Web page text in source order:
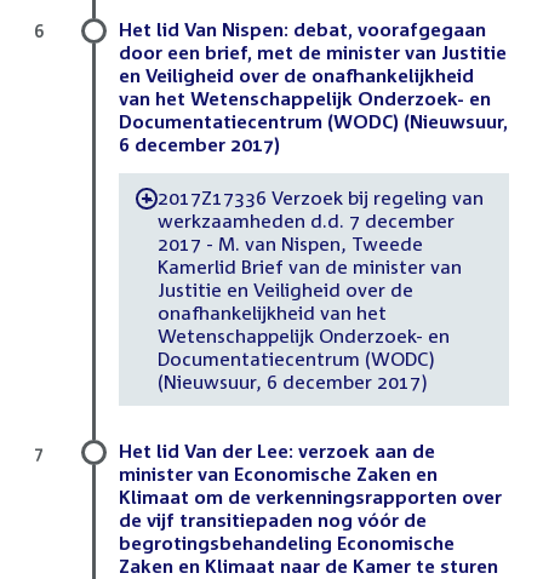
Het lid Van Nispen: debat, voorafgegaan
door een brief, met de minister van Justitie
en Veiligheid over de onafhankelijkheid
van het Wetenschappelijk Onderzoek- en
Documentatiecentrum (WODC) (Nieuwsuur,
6 december 2017)
-2017Z17336 Verzoek bij regeling van
werkzaamheden d.d. 7 december
2017 - M. van Nispen, Tweede
Kamerlid Brief van de minister van
Justitie en Veiligheid over de
onafhankelijkheid van het
Wetenschappelijk Onderzoek- en
Documentatiecentrum (WODC)
(Nieuwsuur, 6 december 2017)
6
Het lid Van der Lee: verzoek aan de
minister van Economische Zaken en
Klimaat om de verkenningsrapporten over
de vijf transitiepaden nog vóór de
begrotingsbehandeling Economische
Zaken en Klimaat naar de Kamer te sturen
7